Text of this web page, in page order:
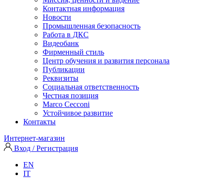
Контактная информация
Новости
Промышленная безопасность
Работа в ДКС
Видеобанк
Фирменный стиль
Центр обучения и развития персонала
Публикации
Реквизиты
Социальная ответственность
Честная позиция
Marco Cecconi
Устойчивое развитие
Контакты
Интернет-магазин
Вход / Регистрация
EN
IT